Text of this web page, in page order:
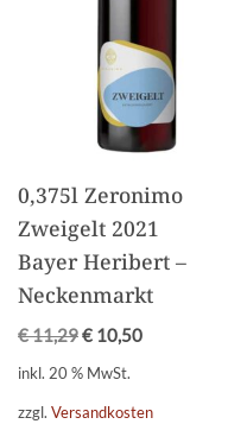
0,375l Zeronimo
Zweigelt 2021
Bayer Heribert –
Neckenmarkt
€11,29€ 10,50
inkl. 20 % MwSt.
zzgl. Versandkosten